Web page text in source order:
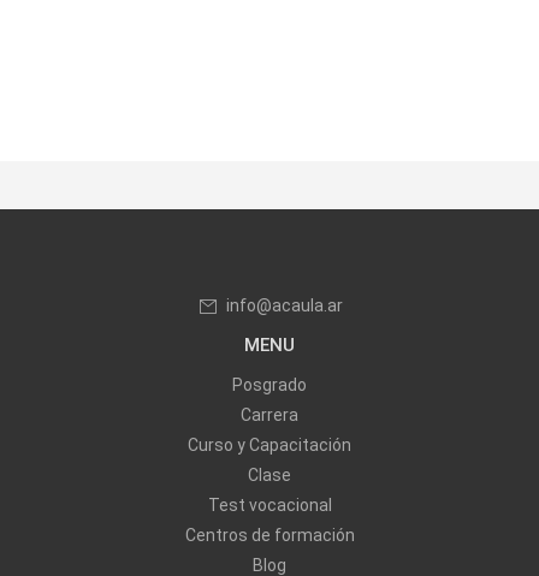
info@acaula.ar
MENU
Posgrado
Carrera
Curso y Capacitación
Clase
Test vocacional
Centros de formación
Blog